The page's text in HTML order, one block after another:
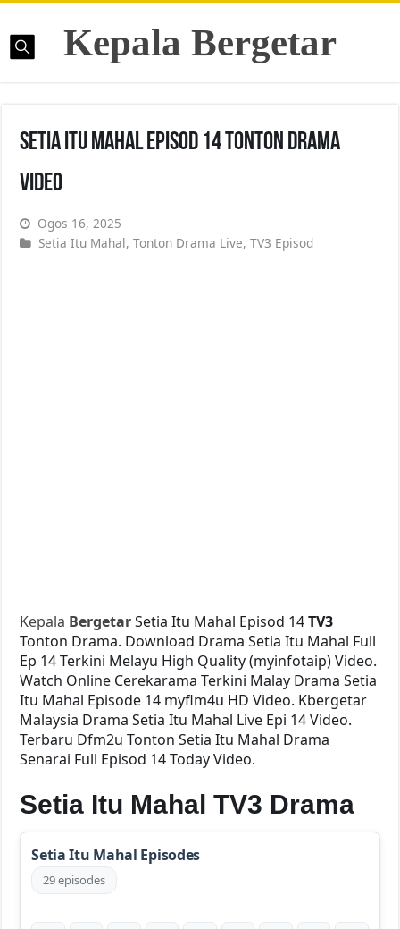
Kepala Bergetar
Setia Itu Mahal Episod 14 Tonton Drama
Video
Ogos 16, 2025
Setia Itu Mahal,Tonton Drama Live,TV3 Episod
Kepala BergetarSetia Itu Mahal Episod 14TV3
Tonton Drama. Download Drama Setia Itu Mahal Full
Ep 14 Terkini Melayu High Quality (myinfotaip) Video.
Watch Online Cerekarama Terkini Malay Drama Setia
Itu Mahal Episode 14 myflm4u HD Video. Kbergetar
Malaysia Drama Setia Itu Mahal Live Epi 14 Video.
Terbaru Dfm2u Tonton Setia Itu Mahal Drama
Senarai Full Episod 14 Today Video.
Setia Itu Mahal TV3 Drama
Setia Itu Mahal Episodes
29 episodes